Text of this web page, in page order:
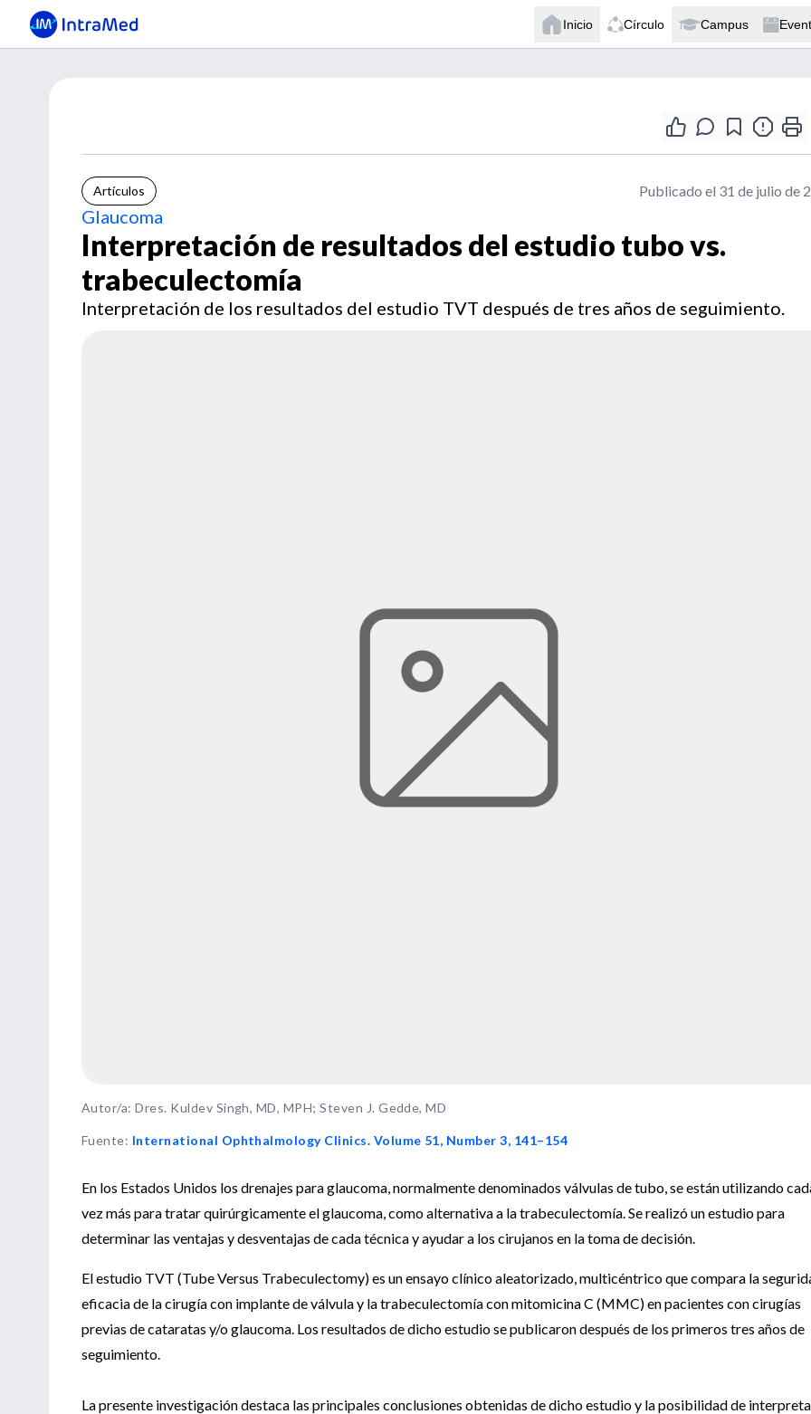
Inicio Círculo Campus
Artículos Publicado el 31 de julio de
Glaucoma
Interpretación de resultados del estudio tubo vs.
trabeculectomía
Interpretación de los resultados del estudio TVT después de tres años de seguimiento.
Autor/a: Dres. Kuldev Singh, MD, MPH; Steven J. Gedde, MD
Fuente: International Ophthalmology Clinics. Volume 51, Number 3, 141–154
En los Estados Unidos los drenajes para glaucoma, normalmente denominados válvulas de tubo, se están utilizando
vez más para tratar quirúrgicamente el glaucoma, como alternativa a la trabeculectomía. Se realizó un estudio para
determinar las ventajas y desventajas de cada técnica y ayudar a los cirujanos en la toma de decisión.
El estudio TVT (Tube Versus Trabeculectomy) es un ensayo clínico aleatorizado, multicéntrico que compara la
eficacia de la cirugía con implante de válvula y la trabeculectomía con mitomicina C (MMC) en pacientes con cirugías
previas de cataratas y/o glaucoma. Los resultados de dicho estudio se publicaron después de los primeros tres años de
seguimiento.
La presente investigación destaca las principales conclusiones obtenidas de dicho estudio y la posibilidad de